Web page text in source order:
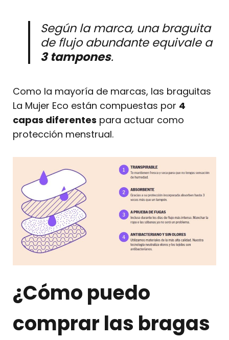
Según la marca, una braguita
de flujo abundante equivale a
3 tampones.
Como la mayoría de marcas, las braguitas
La Mujer Eco están compuestas por 4
capas diferentes para actuar como
protección menstrual.
¿Cómo puedo
comprar las bragas